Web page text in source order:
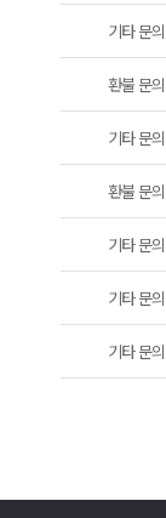
기타 문의
환불 문의
기타 문의
환불 문의
기타 문의
기타 문의
기타 문의